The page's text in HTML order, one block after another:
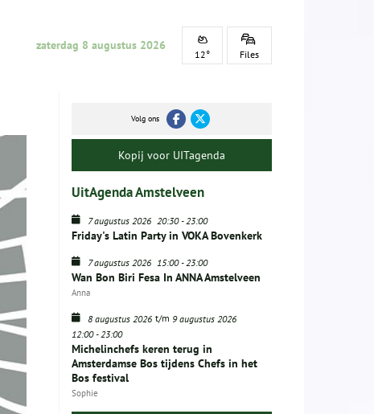
zaterdag 8 augustus 2026
12° Files
Volg ons
Kopij voor UITagenda
UitAgenda Amstelveen
7 augustus 2026 20:30-23:00
Friday's Latin Party in VOKA Bovenkerk
7 augustus 2026 15:00-23:00
Wan Bon Biri Fesa In ANNA Amstelveen
Anna
8 augustus 2026 t/m 9 augustus 2026
12:00-23:00
Michelinchefs keren terug in
Amsterdamse Bos tijdens Chefs in het
Bos festival
Sophie